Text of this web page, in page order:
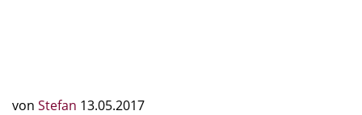
von Stefan 13.05.2017